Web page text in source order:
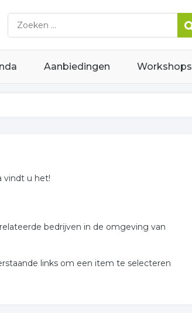
Aanbiedingen Workshops
vindt u het!
bedrijven in de omgeving van
links om een item te selecteren